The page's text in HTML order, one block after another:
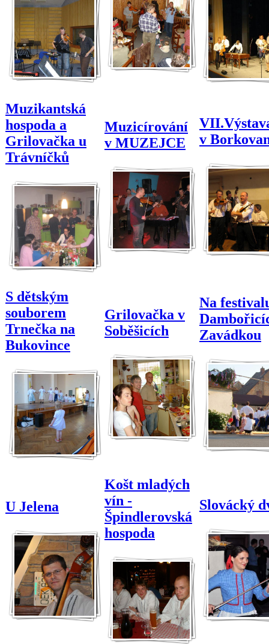
Muzikantská
hospoda a
Grilovačka u
Trávníčků
Muzicírování
v MUZEJCE
v
S dětským
souborem
Trnečka na
Bukovince
Grilovačka v
Soběšicích
Na
Zavádkou
U Jelena
Košt mladých
vín -
Špindlerovská
hospoda
Slovácký